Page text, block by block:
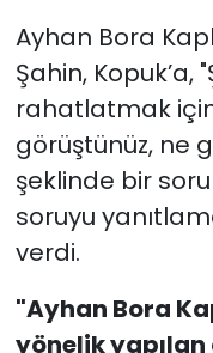
Ayhan Bora
Şahin, Kopuk’a,
rahatlatmak
görüştünüz, ne
şeklinde bir
soruyu
verdi.
"Ayhan Bora
yönelik